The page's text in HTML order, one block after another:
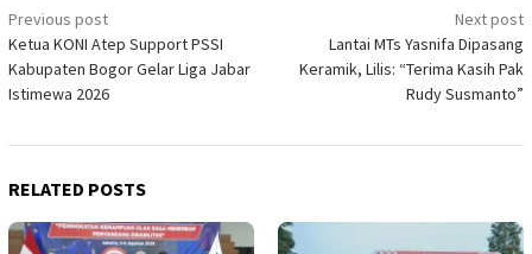
Post
navigation
Previous post
Ketua KONI Atep Support PSSI
Kabupaten Bogor Gelar Liga Jabar
Istimewa 2026
Next post
Lantai MTs Yasnifa Dipasang
Keramik, Lilis: “Terima Kasih Pak
Rudy Susmanto”
RELATED POSTS